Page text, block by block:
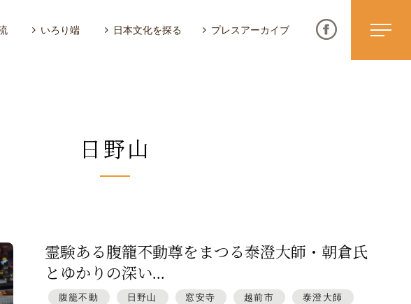
いろり端 日本文化を探る プレスアーカイブ
」 お問い合わせ
日野山
霊験ある腹籠不動尊をまつる泰澄大師・朝倉氏
とゆかりの深い...
腹籠不動 日野山 窓安寺 越前市
泰澄大師